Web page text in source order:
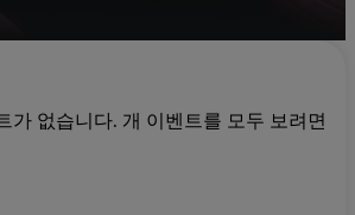
가 없습니다. 개 이벤트를 모두 보려면